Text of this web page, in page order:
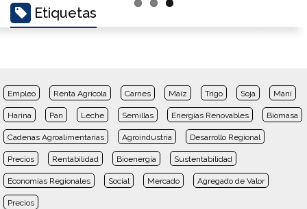
Etiquetas
Empleo Renta Agrícola Carnes Maíz Trigo Soja Maní
Harina Pan Leche Semillas Energías Renovables Biomasa
Cadenas Agroalimentarias Agroindustria Desarrollo Regional
Precios Rentabilidad Bioenergía Sustentabilidad
Economías Regionales Social Mercado Agregado de Valor
Precios